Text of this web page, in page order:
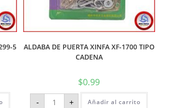
5
ALDABA DE PUERTA XINFA XF-1700 TIPO
CADENA
$0.99
- + Añadir al carrito